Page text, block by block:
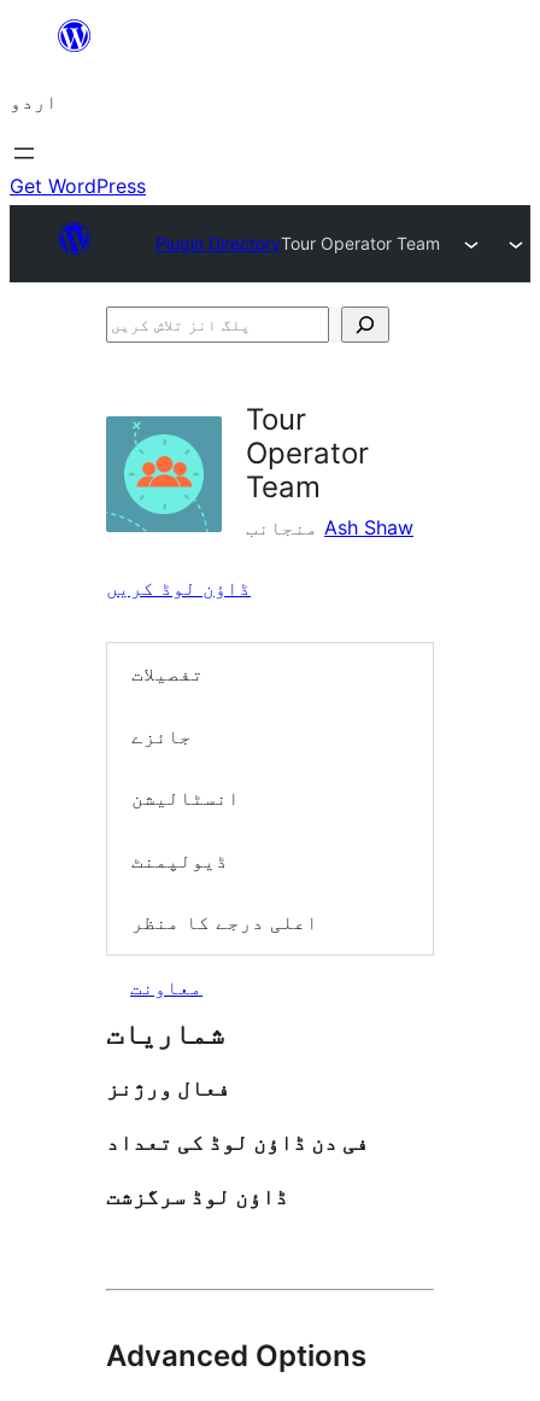
چھوڑیں
پر
جائیں
اردو
Get WordPress
Plugin DirectoryTour Operator Team
پلگ
کریں
Tour
Operator
Team
Ash Shaw
ڈاؤن لوڈ کریں
تفصیلات
جائزے
انسٹالیشن
ڈیولپمنٹ
اعلی درجے کا منظر
معاونت
شماریات
فعال ورژنز
فی دن ڈاؤن لوڈ کی تعداد
ڈاؤن لوڈ سرگزشت
Advanced Options